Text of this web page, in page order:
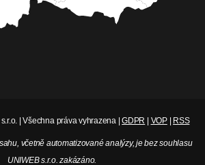
| Všechna práva vyhrazena |GDPR | VOP| RSS
včetně automatizované analýzy, je bez souhlasu
UNIWEB s.r.o. zakázáno.